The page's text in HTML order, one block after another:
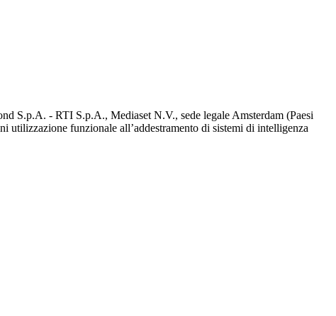
S.p.A. - RTI S.p.A., Mediaset N.V., sede legale Amsterdam (Paesi
utilizzazione funzionale all’addestramento di sistemi di intelligenza